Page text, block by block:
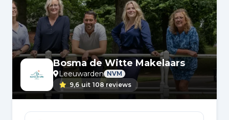
Bosma de Witte Makelaars
Leeuwarden NVM
9,6 uit 108 reviews